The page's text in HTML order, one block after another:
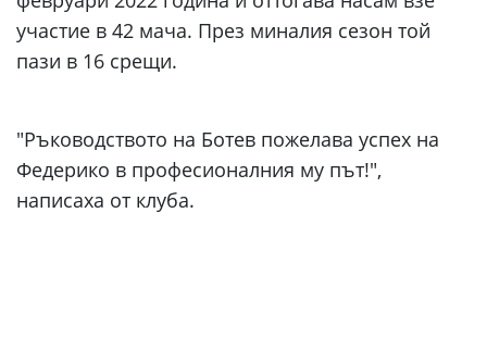
участие в 42 мача. През миналия сезон той
пази в 16 срещи.
"Ръководството на Ботев пожелава успех на
Федерико в професионалния му път!",
написаха от клуба.